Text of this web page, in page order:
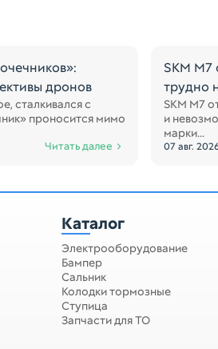
дронов
сталкивался с
проносится мимо
Читать далее
SKM
трудно
SKM M7
и
марки...
07 авг.
Каталог
Электрооборудование
Бампер
Сальник
Колодки тормозные
Ступица
Запчасти для ТО